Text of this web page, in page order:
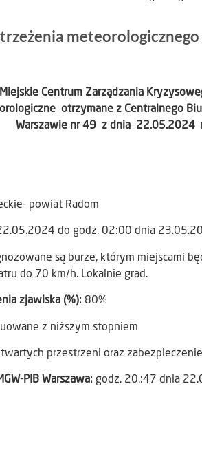
Miejskie Centrum Zarządzania
otrzymane z Centralnego
Warszawie nr 49 z dnia 22.05.2024
powiat Radom
do godz. 02:00 dnia
są burze, którym miejscami
do 70 km/h. Lokalnie grad.
zjawiska (%): 80%
z niższym stopniem
przestrzeni oraz
PIB Warszawa: godz. 20.:47 dnia